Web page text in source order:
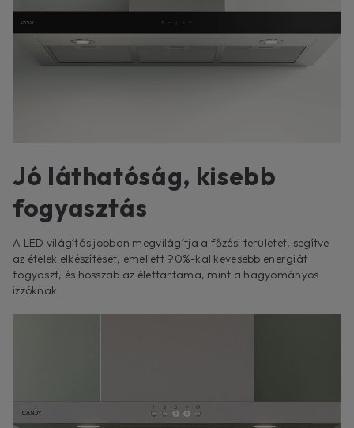
Jó láthatóság, kisebb
fogyasztás
A LED világítás jobban megvilágítja a főzési területet, segítve
az ételek elkészítését, emellett 90%-kal kevesebb energiát
fogyaszt, és hosszab az élettartama, mint a hagyományos
izzóknak.